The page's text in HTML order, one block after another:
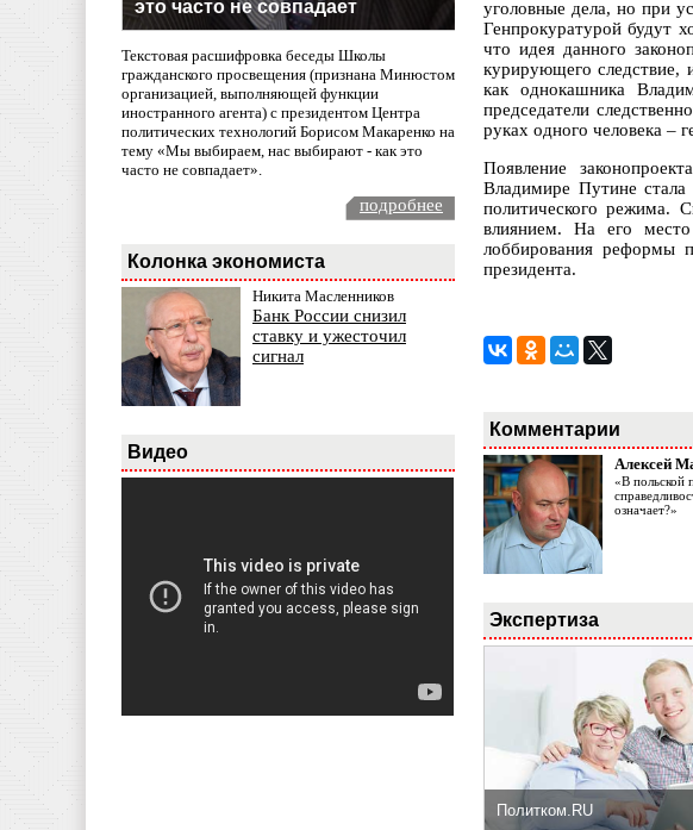
это часто не совпадает
Текстовая расшифровка беседы Школы
гражданского просвещения (признана Минюстом
организацией, выполняющей функции
иностранного агента) с президентом Центра
политических технологий Борисом Макаренко на
тему «Мы выбираем, нас выбирают - как это
часто не совпадает».
подробнее
Колонка экономиста
Никита Масленников
Банк России снизил
ставку и ужесточил
сигнал
Видео
уголовные дела, но при
Генпрокуратурой будут
что идея данного
курирующего следствие,
как однокашника
председатели
руках одного человека –
Появление
Владимире Путине
политического режима.
влиянием. На его
лоббирования реформы
президента.
Комментарии
Алексей
«В польской
означает?»
Экспертиза
Политком.RU